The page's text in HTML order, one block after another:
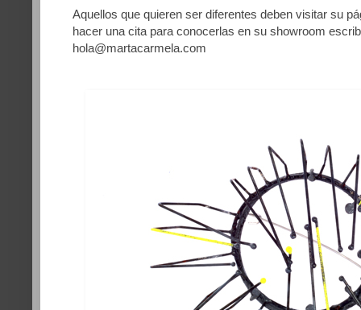
Aquellos que quieren ser diferentes deben visitar su
hacer una cita para conocerlas en su showroom
hola@martacarmela.com